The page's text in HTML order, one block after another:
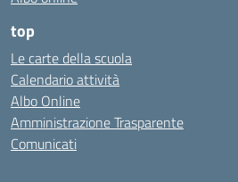
top
Le carte della scuola
Calendario attività
Albo Online
Amministrazione Trasparente
Comunicati